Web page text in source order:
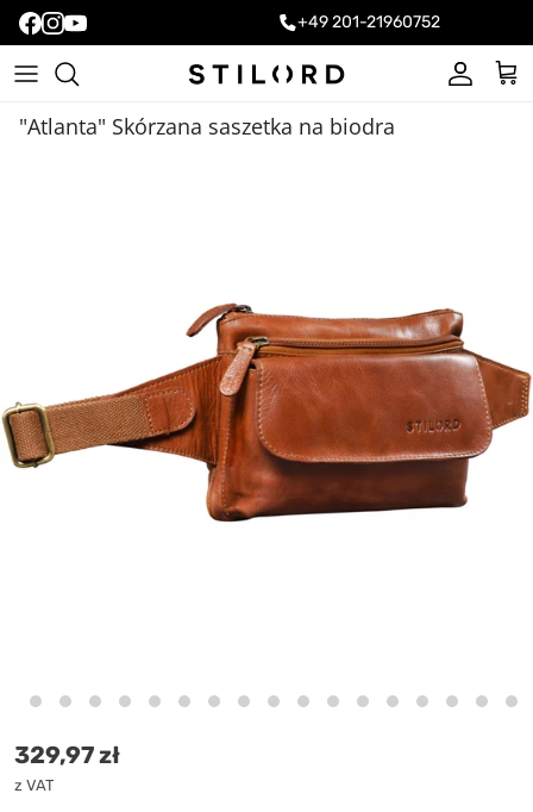
+49 201-21960752
Konto
"Atlanta" Skórzana saszetka na biodra
Cena standardowa
329,97 zł
z VAT